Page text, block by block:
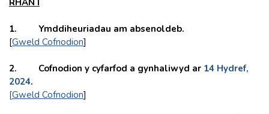
1. Ymddiheuriadau am absenoldeb.
[Gweld Cofnodion]
2. Cofnodion y cyfarfod a gynhaliwyd ar 14 Hydref,
2024.
[Gweld Cofnodion]